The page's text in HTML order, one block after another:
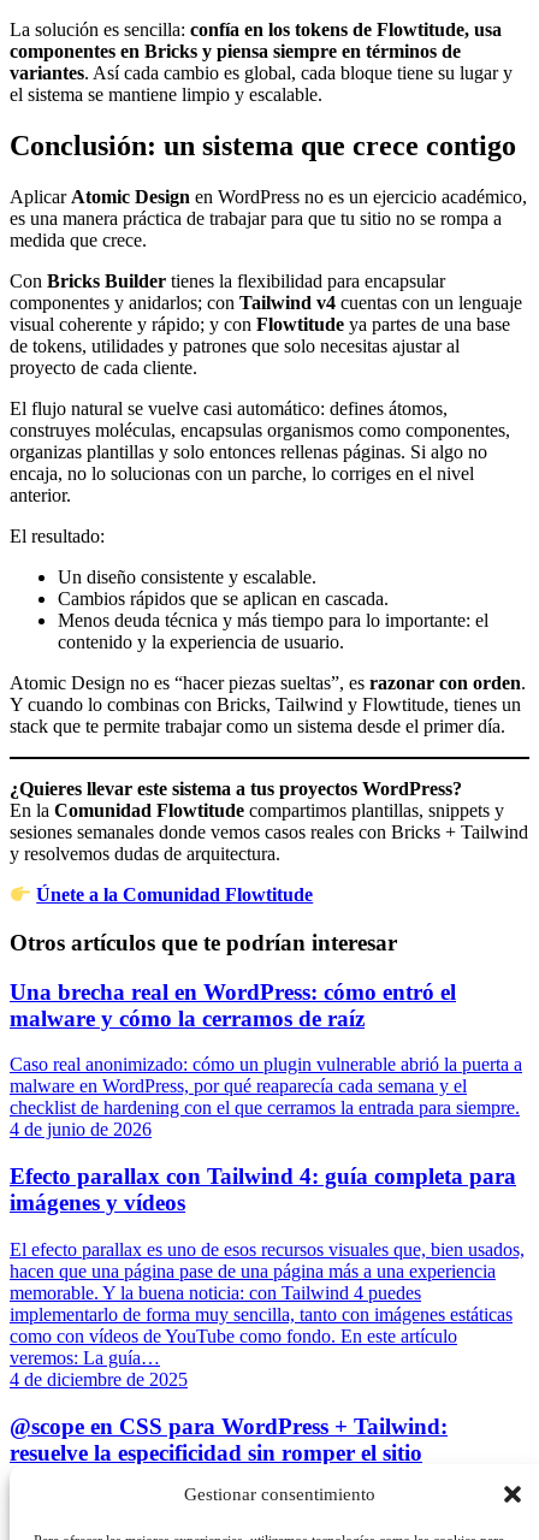
Gestionar consentimiento
La solución es sencilla: confía en los tokens de Flowtitude, usa
componentes en Bricks y piensa siempre en términos de
variantes. Así cada cambio es global, cada bloque tiene su lugar y
el sistema se mantiene limpio y escalable.
Conclusión: un sistema que crece contigo
Aplicar Atomic Design en WordPress no es un ejercicio académico,
es una manera práctica de trabajar para que tu sitio no se rompa a
medida que crece.
Con Bricks Builder tienes la flexibilidad para encapsular
componentes y anidarlos; con Tailwind v4 cuentas con un lenguaje
visual coherente y rápido; y con Flowtitude ya partes de una base
de tokens, utilidades y patrones que solo necesitas ajustar al
proyecto de cada cliente.
El flujo natural se vuelve casi automático: defines átomos,
construyes moléculas, encapsulas organismos como componentes,
organizas plantillas y solo entonces rellenas páginas. Si algo no
encaja, no lo solucionas con un parche, lo corriges en el nivel
anterior.
El resultado:
Un diseño consistente y escalable.
Cambios rápidos que se aplican en cascada.
Menos deuda técnica y más tiempo para lo importante: el
contenido y la experiencia de usuario.
Atomic Design no es “hacer piezas sueltas”, es razonar con orden.
Y cuando lo combinas con Bricks, Tailwind y Flowtitude, tienes un
stack que te permite trabajar como un sistema desde el primer día.
¿Quieres llevar este sistema a tus proyectos WordPress?
En la Comunidad Flowtitude compartimos plantillas, snippets y
sesiones semanales donde vemos casos reales con Bricks + Tailwind
y resolvemos dudas de arquitectura.
Únete a la Comunidad Flowtitude
Otros artículos que te podrían interesar
Una brecha real en WordPress: cómo entró el
malware y cómo la cerramos de raíz
Caso real anonimizado: cómo un plugin vulnerable abrió la puerta a
malware en WordPress, por qué reaparecía cada semana y el
checklist de hardening con el que cerramos la entrada para siempre.
4 de junio de 2026
Efecto parallax con Tailwind 4: guía completa para
imágenes y vídeos
El efecto parallax es uno de esos recursos visuales que, bien usados,
hacen que una página pase de una página más a una experiencia
memorable. Y la buena noticia: con Tailwind 4 puedes
implementarlo de forma muy sencilla, tanto con imágenes estáticas
como con vídeos de YouTube como fondo. En este artículo
veremos: La guía…
4 de diciembre de 2025
@scope en CSS para WordPress + Tailwind:
resuelve la especificidad sin romper el sitio
Si llevas un tiempo construyendo sitios en WordPress, te habrá